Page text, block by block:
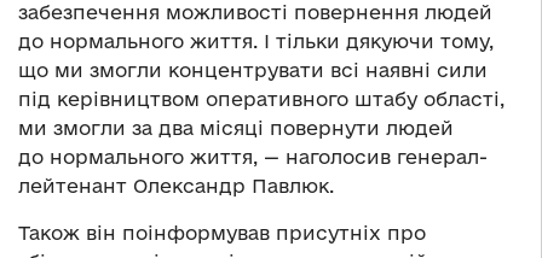
забезпечення можливості повернення людей
до нормального життя. І тільки дякуючи тому,
що ми змогли концентрувати всі наявні сили
під керівництвом оперативного штабу області,
ми змогли за два місяці повернути людей
до нормального життя, — наголосив генерал-
лейтенант Олександр Павлюк.
Також він поінформував присутніх про